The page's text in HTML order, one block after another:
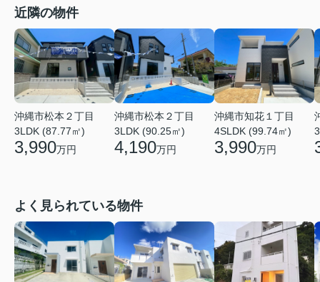
近隣の物件
沖縄市松本２丁目
3LDK (87.77㎡)
3,990万円
沖縄市松本２丁目
3LDK (90.25㎡)
4,190万円
沖縄市知花１丁目
4SLDK (99.74㎡)
3,990万円
よく見られている物件